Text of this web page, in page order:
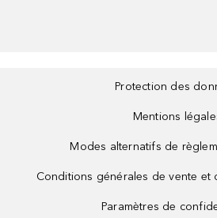
Protection des
Mentions
Modes alternatifs de
Conditions générales de vente et
Paramètres de